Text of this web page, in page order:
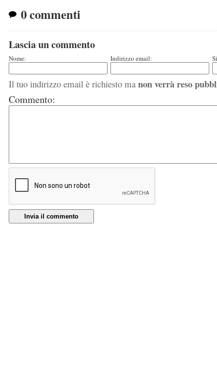
0 commenti
Lascia un commento
Nome: Indirizzo email:
Il tuo indirizzo email è richiesto ma non verrà reso
Commento:
Invia il commento